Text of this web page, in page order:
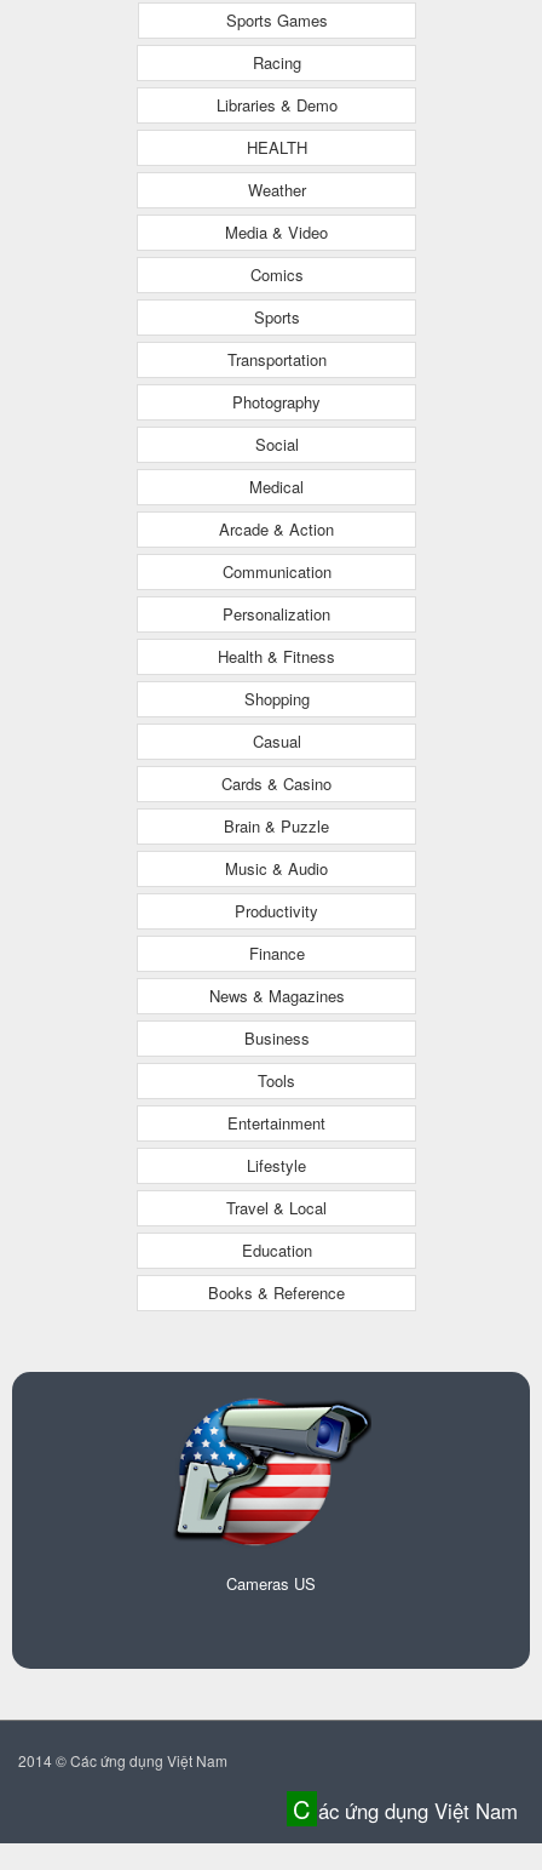
Sports Games
Racing
Libraries & Demo
HEALTH
Weather
Media & Video
Comics
Sports
Transportation
Photography
Social
Medical
Arcade & Action
Communication
Personalization
Health & Fitness
Shopping
Casual
Cards & Casino
Brain & Puzzle
Music & Audio
Productivity
Finance
News & Magazines
Business
Tools
Entertainment
Lifestyle
Travel & Local
Education
Books & Reference
Cameras US
2014 © Các ứng dụng Việt Nam
C ác ứng dụng Việt Nam